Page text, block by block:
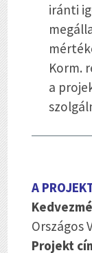
iránti
Korm.
a
A
Országos
Projekt